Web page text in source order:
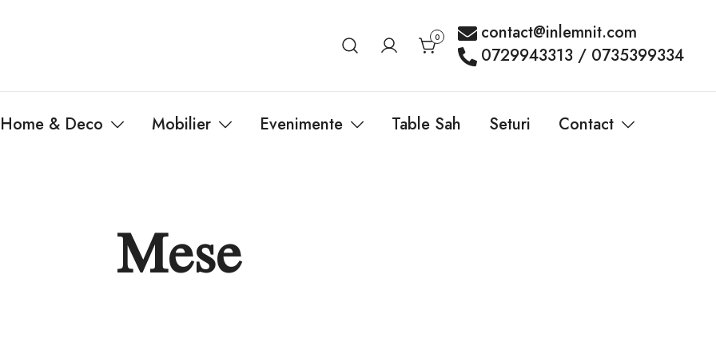
0
contact@inlemnit.com
0729943313 / 0735399334
Home & Deco Mobilier Evenimente Table Sah Seturi Contact
Mese